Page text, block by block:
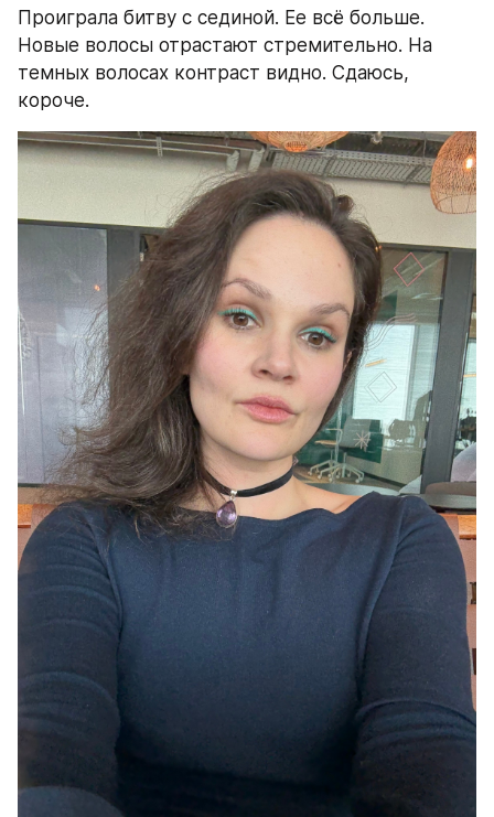
Проиграла битву с сединой. Ее всё больше.
Новые волосы отрастают стремительно. На
темных волосах контраст видно. Сдаюсь,
короче.